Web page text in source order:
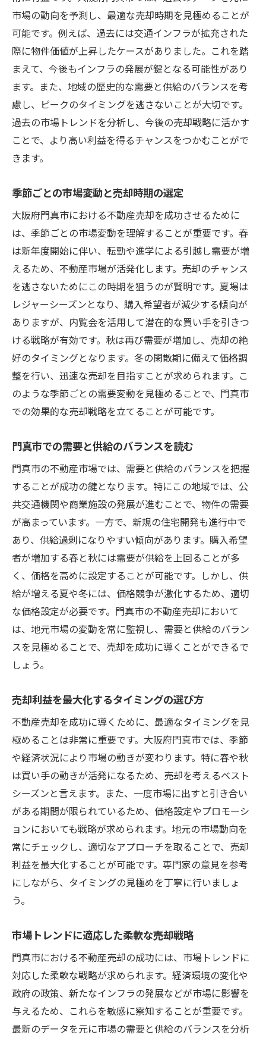
市場の動向を予測し、最適な売却時期を見極めることが
可能です。例えば、過去には交通インフラが拡充された
際に物件価値が上昇したケースがありました。これを踏
まえて、今後もインフラの発展が鍵となる可能性があり
ます。また、地域の歴史的な需要と供給のバランスを考
慮し、ピークのタイミングを逃さないことが大切です。
過去の市場トレンドを分析し、今後の売却戦略に活かす
ことで、より高い利益を得るチャンスをつかむことがで
きます。
季節ごとの市場変動と売却時期の選定
大阪府門真市における不動産売却を成功させるために
は、季節ごとの市場変動を理解することが重要です。春
は新年度開始に伴い、転勤や進学による引越し需要が増
えるため、不動産市場が活発化します。売却のチャンス
を逃さないためにこの時期を狙うのが賢明です。夏場は
レジャーシーズンとなり、購入希望者が減少する傾向が
ありますが、内覧会を活用して潜在的な買い手を引きつ
ける戦略が有効です。秋は再び需要が増加し、売却の絶
好のタイミングとなります。冬の閑散期に備えて価格調
整を行い、迅速な売却を目指すことが求められます。こ
のような季節ごとの需要変動を見極めることで、門真市
での効果的な売却戦略を立てることが可能です。
門真市での需要と供給のバランスを読む
門真市の不動産市場では、需要と供給のバランスを把握
することが成功の鍵となります。特にこの地域では、公
共交通機関や商業施設の発展が進むことで、物件の需要
が高まっています。一方で、新規の住宅開発も進行中で
あり、供給過剰になりやすい傾向があります。購入希望
者が増加する春と秋には需要が供給を上回ることが多
く、価格を高めに設定することが可能です。しかし、供
給が増える夏や冬には、価格競争が激化するため、適切
な価格設定が必要です。門真市の不動産売却において
は、地元市場の変動を常に監視し、需要と供給のバラン
スを見極めることで、売却を成功に導くことができるで
しょう。
売却利益を最大化するタイミングの選び方
不動産売却を成功に導くために、最適なタイミングを見
極めることは非常に重要です。大阪府門真市では、季節
や経済状況により市場の動きが変わります。特に春や秋
は買い手の動きが活発になるため、売却を考えるベスト
シーズンと言えます。また、一度市場に出すと引き合い
がある期間が限られているため、価格設定やプロモーシ
ョンにおいても戦略が求められます。地元の市場動向を
常にチェックし、適切なアプローチを取ることで、売却
利益を最大化することが可能です。専門家の意見を参考
にしながら、タイミングの見極めを丁寧に行いましょ
う。
市場トレンドに適応した柔軟な売却戦略
門真市における不動産売却の成功には、市場トレンドに
対応した柔軟な戦略が求められます。経済環境の変化や
政府の政策、新たなインフラの発展などが市場に影響を
与えるため、これらを敏感に察知することが重要です。
最新のデータを元に市場の需要と供給のバランスを分析